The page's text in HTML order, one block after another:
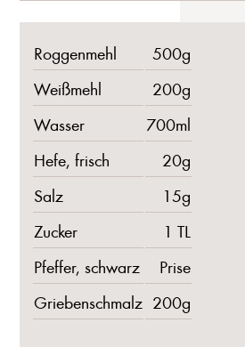
Roggenmehl
500g
Weißmehl
200g
Wasser
700ml
Hefe, frisch
20g
Salz
15g
Zucker
1 TL
Pfeffer, schwarz
Prise
Griebenschmalz 200g